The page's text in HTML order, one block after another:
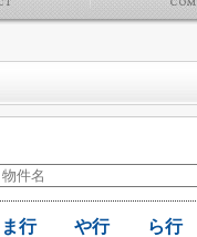
ま行 や行 ら行